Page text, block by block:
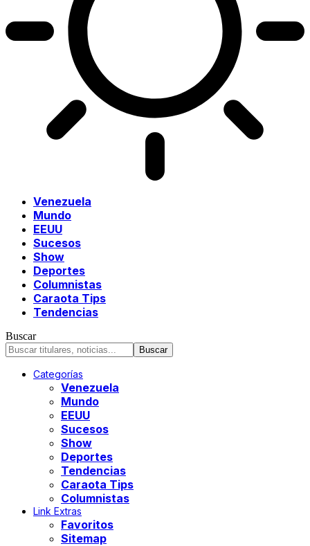
Venezuela
Mundo
EEUU
Sucesos
Show
Deportes
Columnistas
Caraota Tips
Tendencias
Buscar
Categorías
Venezuela
Mundo
EEUU
Sucesos
Show
Deportes
Tendencias
Caraota Tips
Columnistas
Link Extras
Favoritos
Sitemap